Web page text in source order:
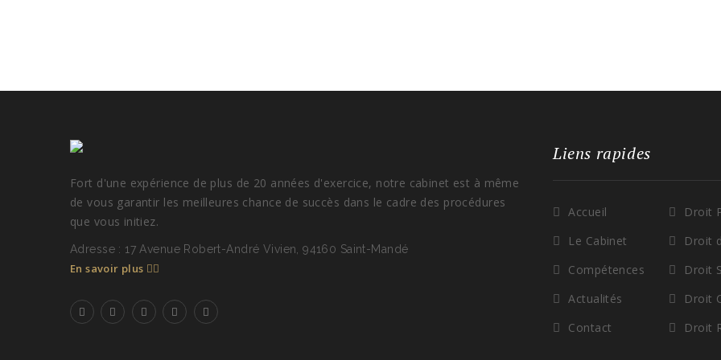
Fort d'une expérience de plus de 20 années d'exercice, notre cabinet est à même
de vous garantir les meilleures chance de succès dans le cadre des procédures
que vous initiez.
Adresse : 17 Avenue Robert-André Vivien, 94160 Saint-Mandé
En savoir plus
Liens rapides
Accueil
Le Cabinet
Compétences
Actualités
Contact
Droit
Droit
Droit
Droit
Droit